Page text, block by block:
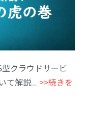
クラウドサービ
て解説... >>続きを